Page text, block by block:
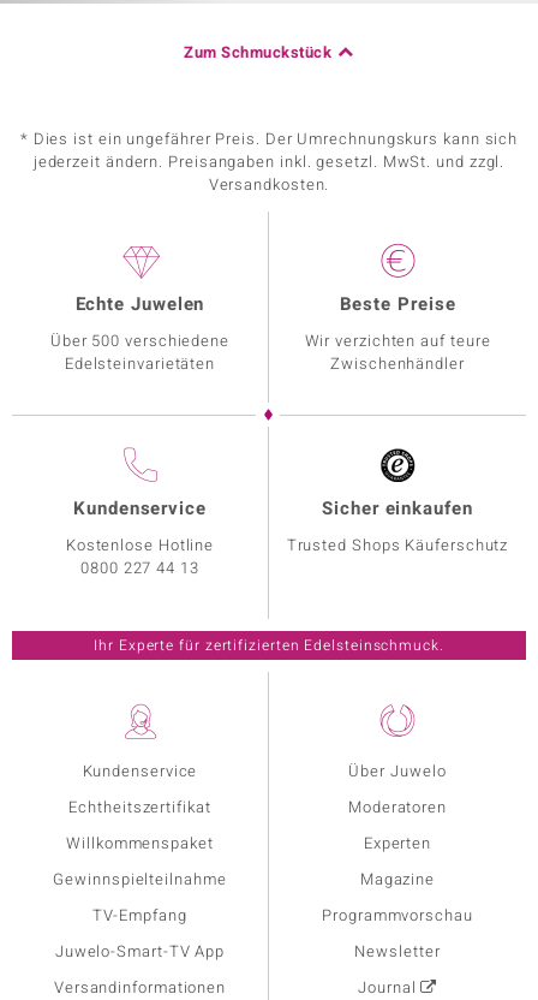
Zum Schmuckstück
* Dies ist ein ungefährer Preis. Der Umrechnungskurs kann sich
jederzeit ändern. Preisangaben inkl. gesetzl. MwSt. und zzgl.
Versandkosten.
Kundenservice
Echtheitszertifikat
Willkommenspaket
Gewinnspielteilnahme
TV-Empfang
Juwelo-Smart-TV App
Versandinformationen
Über Juwelo
Moderatoren
Experten
Magazine
Programmvorschau
Newsletter
Journal
Echte Juwelen
Über 500 verschiedene
Edelsteinvarietäten
Beste Preise
Wir verzichten auf teure
Zwischenhändler
Kundenservice
Kostenlose Hotline
0800 227 44 13
Sicher einkaufen
Trusted Shops Käuferschutz
Ihr Experte für zertifizierten Edelsteinschmuck.